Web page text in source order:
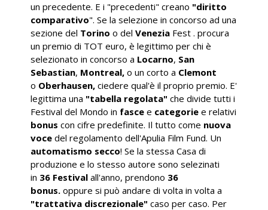
un precedente. E i "precedenti" creano "diritto
comparativo". Se la selezione in concorso ad una
sezione del Torino o del Venezia Fest . procura
un premio di TOT euro, è legittimo per chi è
selezionato in concorso a Locarno, San
Sebastian, Montreal, o un corto a Clemont
o Oberhausen, ciedere qual'è il proprio premio. E'
legittima una "tabella regolata" che divide tutti i
Festival del Mondo in fasce e categorie e relativi
bonus con cifre predefinite. Il tutto come nuova
voce del regolamento dell'Apulia Film Fund. Un
automatismo secco! Se la stessa Casa di
produzione e lo stesso autore sono selezinati
in 36 Festival all'anno, prendono 36
bonus. oppure si può andare di volta in volta a
"trattativa discrezionale" caso per caso. Per